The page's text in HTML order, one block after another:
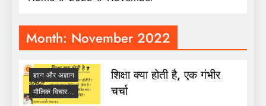
Month: November 2022
ज्ञान और अज्ञान
मौलिक विचार...
शिक्षा क्या होती है, एक गंभीर
चर्चा